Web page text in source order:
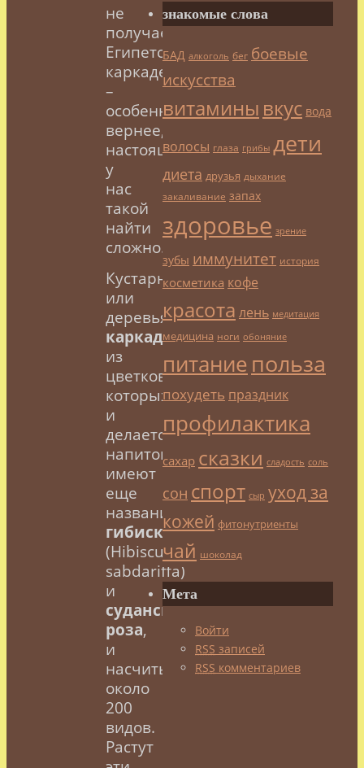
не
получается.
Египетский
каркаде
–
особенный,
вернее,
настоящий,
у
нас
такой
найти
сложно.
Кустарники
или
деревья
каркадэ,
из
цветков
которых
и
делается
напиток,
имеют
еще
названия
гибискус
(Hibiscus
sabdariffa)
и
суданская
роза,
и
насчитывают
около
200
видов.
Растут
знакомые слова
БАД алкоголь бег боевые
искусства
витамины вкус вода
волосы глаза грибы дети
диета друзья дыхание
закаливание запах
здоровье зрение
зубы иммунитет история
косметика кофе
красота лень медитация
медицина ноги обоняние
питание польза
похудеть праздник
профилактика
сахар сказки сладость соль
сон спорт сыр уход за
кожей фитонутриенты
чай шоколад
Мета
Войти
RSS записей
RSS комментариев